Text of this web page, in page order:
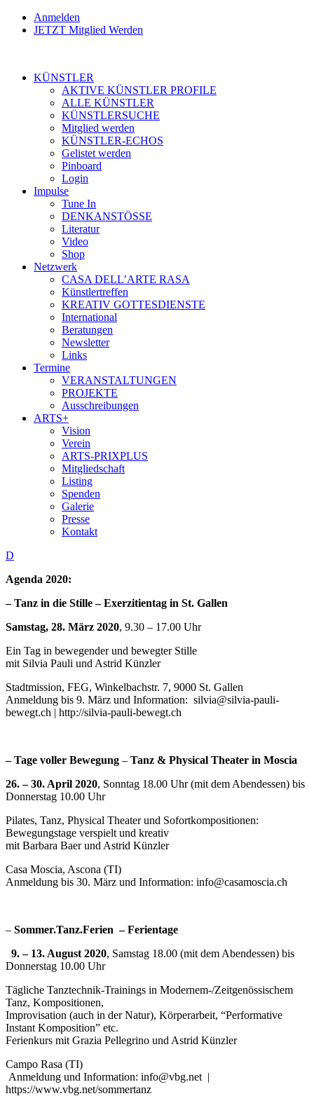
Anmelden
JETZT Mitglied Werden
KÜNSTLER
AKTIVE KÜNSTLER PROFILE
ALLE KÜNSTLER
KÜNSTLERSUCHE
Mitglied werden
KÜNSTLER-ECHOS
Gelistet werden
Pinboard
Login
Impulse
Tune In
DENKANSTÖSSE
Literatur
Video
Shop
Netzwerk
CASA DELL’ARTE RASA
Künstlertreffen
KREATIV GOTTESDIENSTE
International
Beratungen
Newsletter
Links
Termine
VERANSTALTUNGEN
PROJEKTE
Ausschreibungen
ARTS+
Vision
Verein
ARTS-PRIXPLUS
Mitgliedschaft
Listing
Spenden
Galerie
Presse
Kontakt
D
Agenda 2020:
– Tanz in die Stille – Exerzitientag in St. Gallen
Samstag, 28. März 2020, 9.30 – 17.00 Uhr
Ein Tag in bewegender und bewegter Stille
mit Silvia Pauli und Astrid Künzler
Stadtmission, FEG, Winkelbachstr. 7, 9000 St. Gallen
Anmeldung bis 9. März und Information: silvia@silvia-pauli-
bewegt.ch | http://silvia-pauli-bewegt.ch
– Tage voller Bewegung – Tanz & Physical Theater in Moscia
26. – 30. April 2020, Sonntag 18.00 Uhr (mit dem Abendessen) bis
Donnerstag 10.00 Uhr
Pilates, Tanz, Physical Theater und Sofortkompositionen:
Bewegungstage verspielt und kreativ
mit Barbara Baer und Astrid Künzler
Casa Moscia, Ascona (TI)
Anmeldung bis 30. März und Information: info@casamoscia.ch
– Sommer.Tanz.Ferien – Ferientage
9. – 13. August 2020, Samstag 18.00 (mit dem Abendessen) bis
Donnerstag 10.00 Uhr
Tägliche Tanztechnik-Trainings in Modernem-/Zeitgenössischem
Tanz, Kompositionen,
Improvisation (auch in der Natur), Körperarbeit, “Performative
Instant Komposition” etc.
Ferienkurs mit Grazia Pellegrino und Astrid Künzler
Campo Rasa (TI)
Anmeldung und Information: info@vbg.net |
https://www.vbg.net/sommertanz